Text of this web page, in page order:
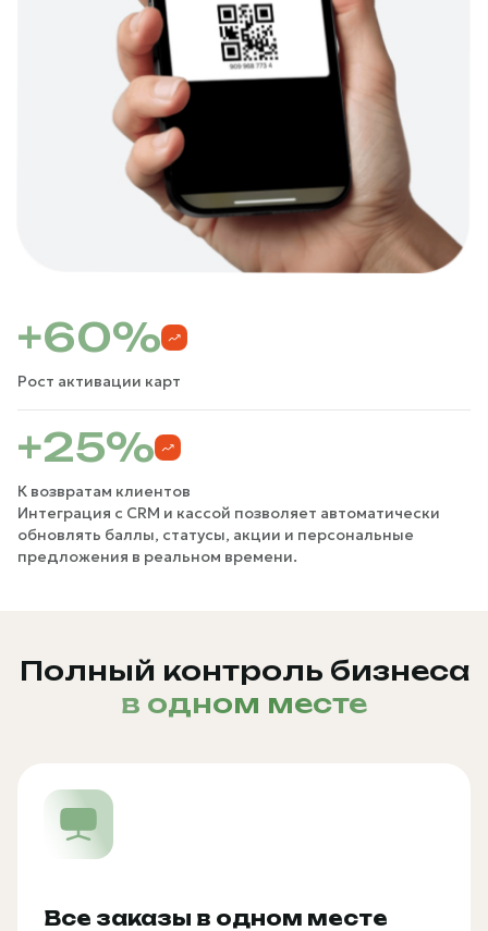
+60%
Рост активации карт
+25%
К возвратам клиентов
Интеграция с CRM и кассой позволяет автоматически
обновлять баллы, статусы, акции и персональные
предложения в реальном времени.
Полный контроль бизнеса
в одном месте
Все заказы в одном месте